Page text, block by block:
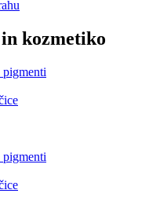
kozmetiko